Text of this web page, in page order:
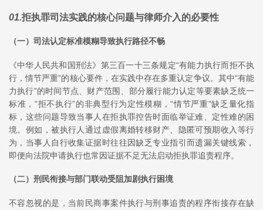
01.拒执罪司法实践的核心问题与律师介入的必要性
（一）司法认定标准模糊导致执行路径不畅
《中华人民共和国刑法》第三百一十三条规定“有能力执行而拒不执
行，情节严重”的核心要件，在实践中存在多重认定争议。其中“有能
力执行”的时间节点、财产范围、部分履行能力认定等要素缺乏统一
标准，“拒不执行”的非典型行为定性模糊，“情节严重”缺乏量化指
标，这些问题导致当事人在拒执罪控告时面临举证难、定性难的困
境。例如，被执行人通过虚假离婚转移财产、隐匿可预期收入等行
为，当事人自行收集证据时往往因缺乏专业指引而遗漏关键线索，
即便向法院申请执行也常因证据不足无法启动拒执罪追责程序。
（二）刑民衔接与部门联动受阻加剧执行困境
不容忽视的是，当前民商事案件执行与刑事追责的程序衔接存在缺